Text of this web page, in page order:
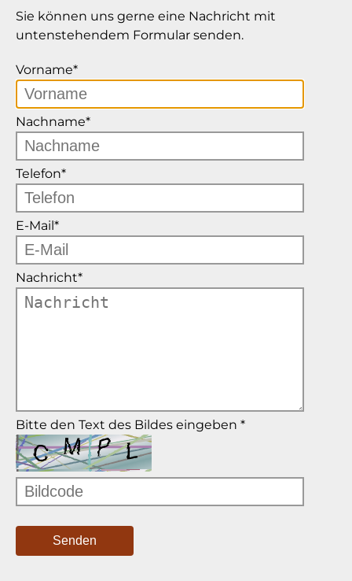
Sie können uns gerne eine Nachricht mit
untenstehendem Formular senden.
Vorname*
Nachname*
Telefon*
E-Mail*
Nachricht*
Bitte den Text des Bildes eingeben *